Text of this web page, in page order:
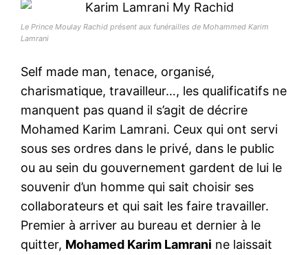
Le Prince Moulay Rachid présent aux funérailles de Mohammed Karim
Lamrani
Self made man, tenace, organisé,
charismatique, travailleur…, les qualificatifs ne
manquent pas quand il s’agit de décrire
Mohamed Karim Lamrani. Ceux qui ont servi
sous ses ordres dans le privé, dans le public
ou au sein du gouvernement gardent de lui le
souvenir d’un homme qui sait choisir ses
collaborateurs et qui sait les faire travailler.
Premier à arriver au bureau et dernier à le
quitter, Mohamed Karim Lamrani ne laissait